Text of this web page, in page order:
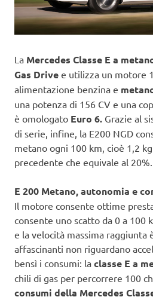
La Mercedes Classe E a
Gas Drive e utilizza un motore
alimentazione benzina e
una potenza di 156 CV e una
è omologato Euro 6. Grazie al
di serie, infine, la E200 NGD
metano ogni 100 km, cioè 1,2
precedente che equivale al 20%.
E 200 Metano, autonomia e
Il motore consente ottime
consente uno scatto da 0 a 100
e la velocità massima raggiunta
affascinanti non riguardano
bensì i consumi: la classe E a
chili di gas per percorrere 100
consumi della Mercedes